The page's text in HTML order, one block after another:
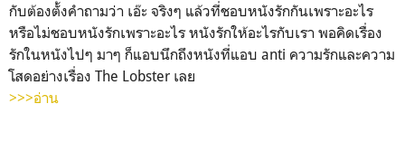
กับต้องตั้งคำถามว่า เอ๊ะ จริงๆ แล้วที่ชอบหนังรักกันเพราะอะไร
หรือไม่ชอบหนังรักเพราะอะไร หนังรักให้อะไรกับเรา พอคิดเรื่อง
รักในหนังไปๆ มาๆ ก็แอบนึกถึงหนังที่แอบ anti ความรักและความ
โสดอย่างเรื่อง The Lobster เลย
>>>อ่าน